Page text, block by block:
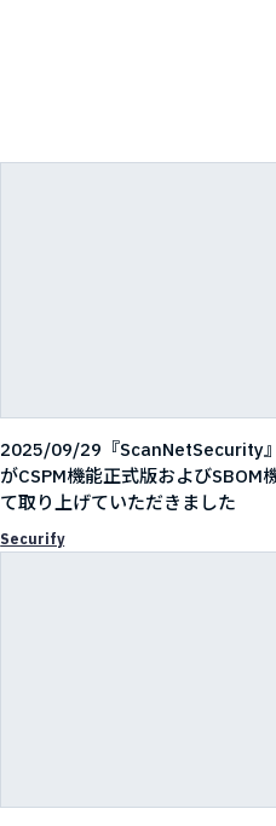
2025/09/29『ScanNetSecurity
がCSPM機能正式版およびSBOM
て取り上げていただきました
Securify